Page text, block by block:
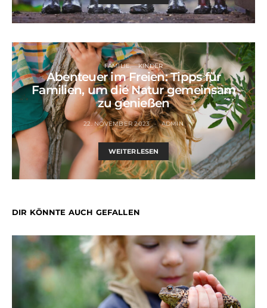
FAMILIE KINDER
Abenteuer im Freien: Tipps für
Familien, um die Natur gemeinsam
zu genießen
22. NOVEMBER 2023 ADMIN
WEITERLESEN
DIR KÖNNTE AUCH GEFALLEN